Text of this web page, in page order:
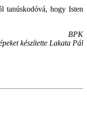
tanúskodóvá, hogy Isten
BPK
készítette Lakata Pál